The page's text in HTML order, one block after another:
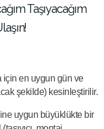
Taşıyacağım
için en uygun gün ve
şekilde) kesinleştirilir.
uygun büyüklükte bir